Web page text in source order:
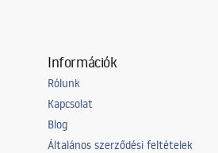
Információk
Rólunk
Kapcsolat
Blog
Általános szerződési feltételek